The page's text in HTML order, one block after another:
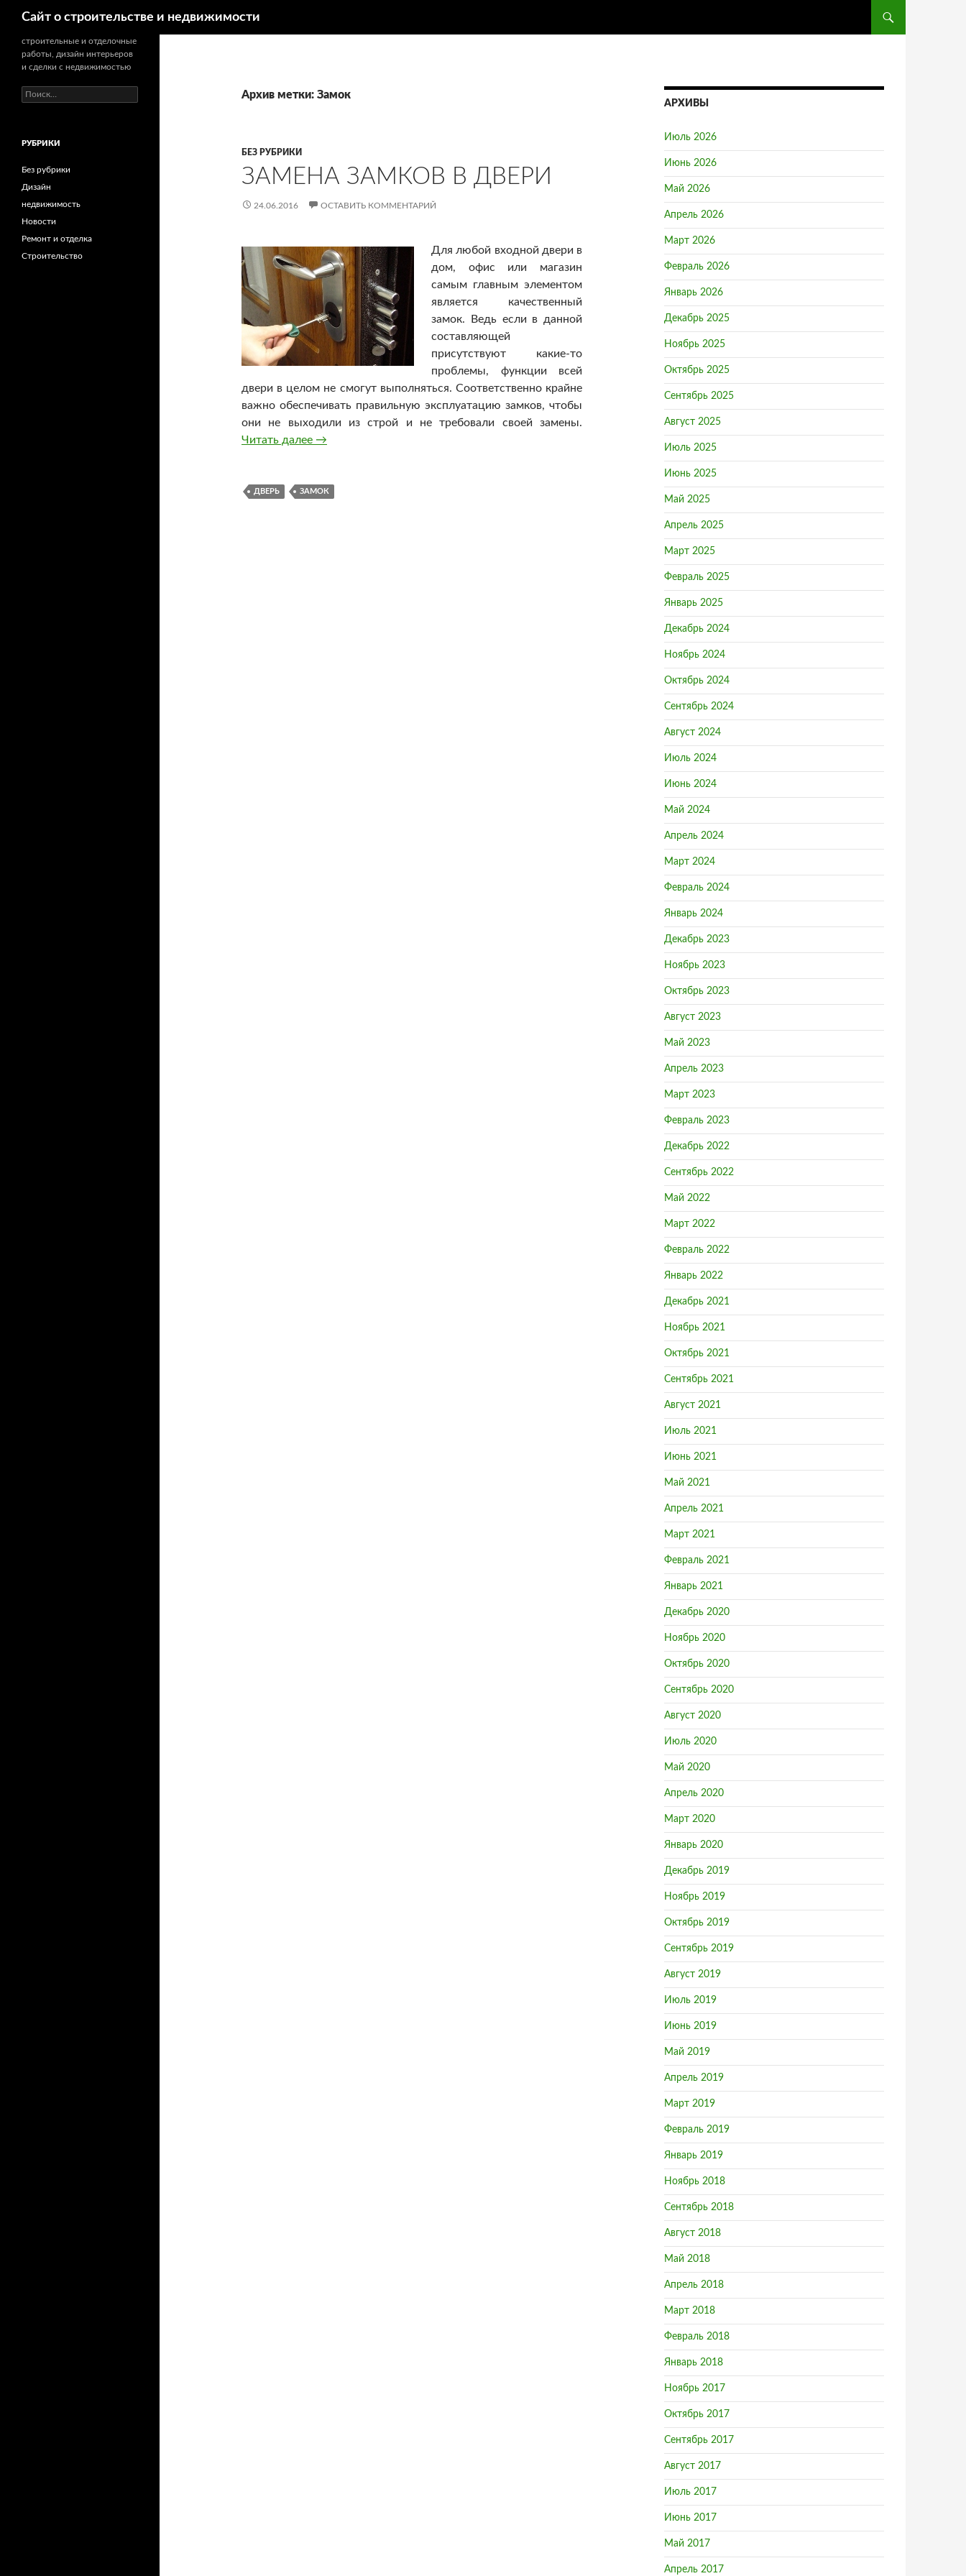
Сайт о строительстве и недвижимости
Архив метки: Замок
БЕЗ РУБРИКИ
ЗАМЕНА ЗАМКОВ В ДВЕРИ
24.06.2016 ОСТАВИТЬ КОММЕНТАРИЙ
Для любой входной двери в
дом, офис или магазин
самым главным элементом
является качественный
замок. Ведь если в данной
составляющей
присутствуют какие-то
проблемы, функции всей
двери в целом не смогут выполняться. Соответственно крайне
важно обеспечивать правильную эксплуатацию замков, чтобы
они не выходили из строй и не требовали своей замены.
Читать далее Замена замков в двери
→
ДВЕРЬ ЗАМОК
АРХИВЫ
Июль 2026
Июнь 2026
Май 2026
Апрель 2026
Март 2026
Февраль 2026
Январь 2026
Декабрь 2025
Ноябрь 2025
Октябрь 2025
Сентябрь 2025
Август 2025
Июль 2025
Июнь 2025
Май 2025
Апрель 2025
Март 2025
Февраль 2025
Январь 2025
Декабрь 2024
Ноябрь 2024
Октябрь 2024
Сентябрь 2024
Август 2024
Июль 2024
Июнь 2024
Май 2024
Апрель 2024
Март 2024
Февраль 2024
Январь 2024
Декабрь 2023
Ноябрь 2023
Октябрь 2023
Август 2023
Май 2023
Апрель 2023
Март 2023
Февраль 2023
Декабрь 2022
Сентябрь 2022
Май 2022
Март 2022
Февраль 2022
Январь 2022
Декабрь 2021
Ноябрь 2021
Октябрь 2021
Сентябрь 2021
Август 2021
Июль 2021
Июнь 2021
Май 2021
Апрель 2021
Март 2021
Февраль 2021
Январь 2021
Декабрь 2020
Ноябрь 2020
Октябрь 2020
Сентябрь 2020
Август 2020
Июль 2020
Май 2020
Апрель 2020
Март 2020
Январь 2020
Декабрь 2019
Ноябрь 2019
Октябрь 2019
Сентябрь 2019
Август 2019
Июль 2019
Июнь 2019
Май 2019
Апрель 2019
Март 2019
Февраль 2019
Январь 2019
Ноябрь 2018
Сентябрь 2018
Август 2018
Май 2018
Апрель 2018
Март 2018
Февраль 2018
Январь 2018
Ноябрь 2017
Октябрь 2017
Сентябрь 2017
Август 2017
Июль 2017
Июнь 2017
Май 2017
Апрель 2017
строительные и отделочные
работы, дизайн интерьеров
и сделки с недвижимостью
Н
а
иРУБРИКИ
Без рубрики
Дизайн
недвижимость
Новости
Ремонт и отделка
Строительство